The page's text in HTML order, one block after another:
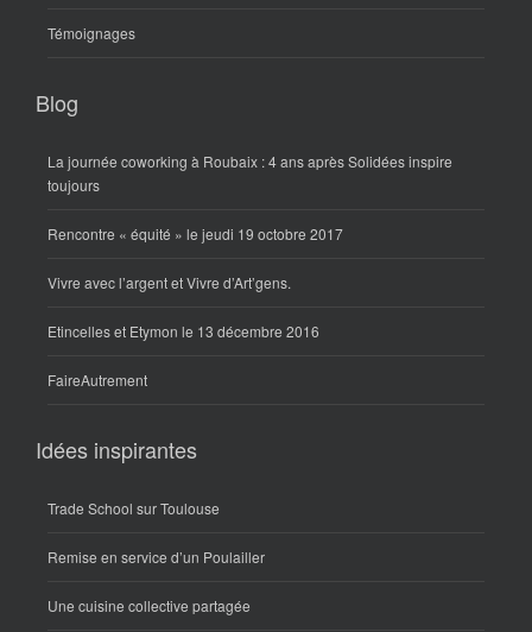
Témoignages
Blog
La journée coworking à Roubaix : 4 ans après Solidées inspire
toujours
Rencontre « équité » le jeudi 19 octobre 2017
Vivre avec l’argent et Vivre d’Art’gens.
Etincelles et Etymon le 13 décembre 2016
FaireAutrement
Idées inspirantes
Trade School sur Toulouse
Remise en service d’un Poulailler
Une cuisine collective partagée